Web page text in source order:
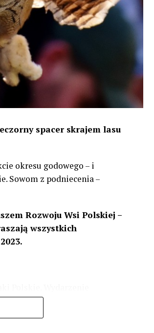
spacer skrajem lasu
okresu godowego – i
Sowom z podniecenia –
Rozwoju Wsi Polskiej –
wszystkich
przedstawionego na